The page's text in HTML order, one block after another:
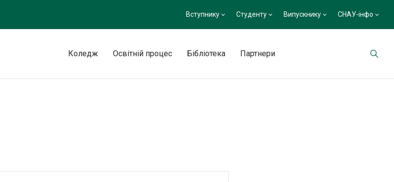
Вступнику Студенту Випускнику СНАУ-інфо
Коледж Освітній процес Бібліотека Партнери